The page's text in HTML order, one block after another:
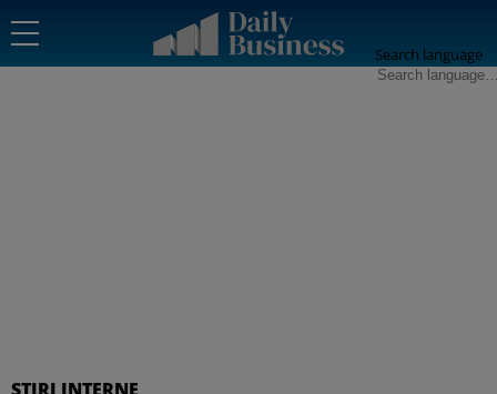
Search language